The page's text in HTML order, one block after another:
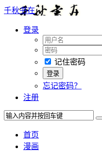
千秋书在
登录
记住密码
忘记密码？
注册
首页
漫画